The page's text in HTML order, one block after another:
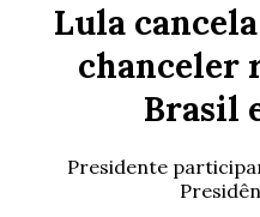
Lula
chanceler
Brasil
Presidente